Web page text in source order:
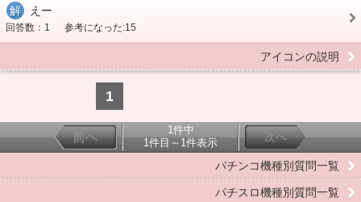
解 えー
回答数：1 参考になった:15
アイコンの説明
1
前へ
1件中
1件目～1件表示
次へ
パチンコ機種別質問一覧
パチスロ機種別質問一覧